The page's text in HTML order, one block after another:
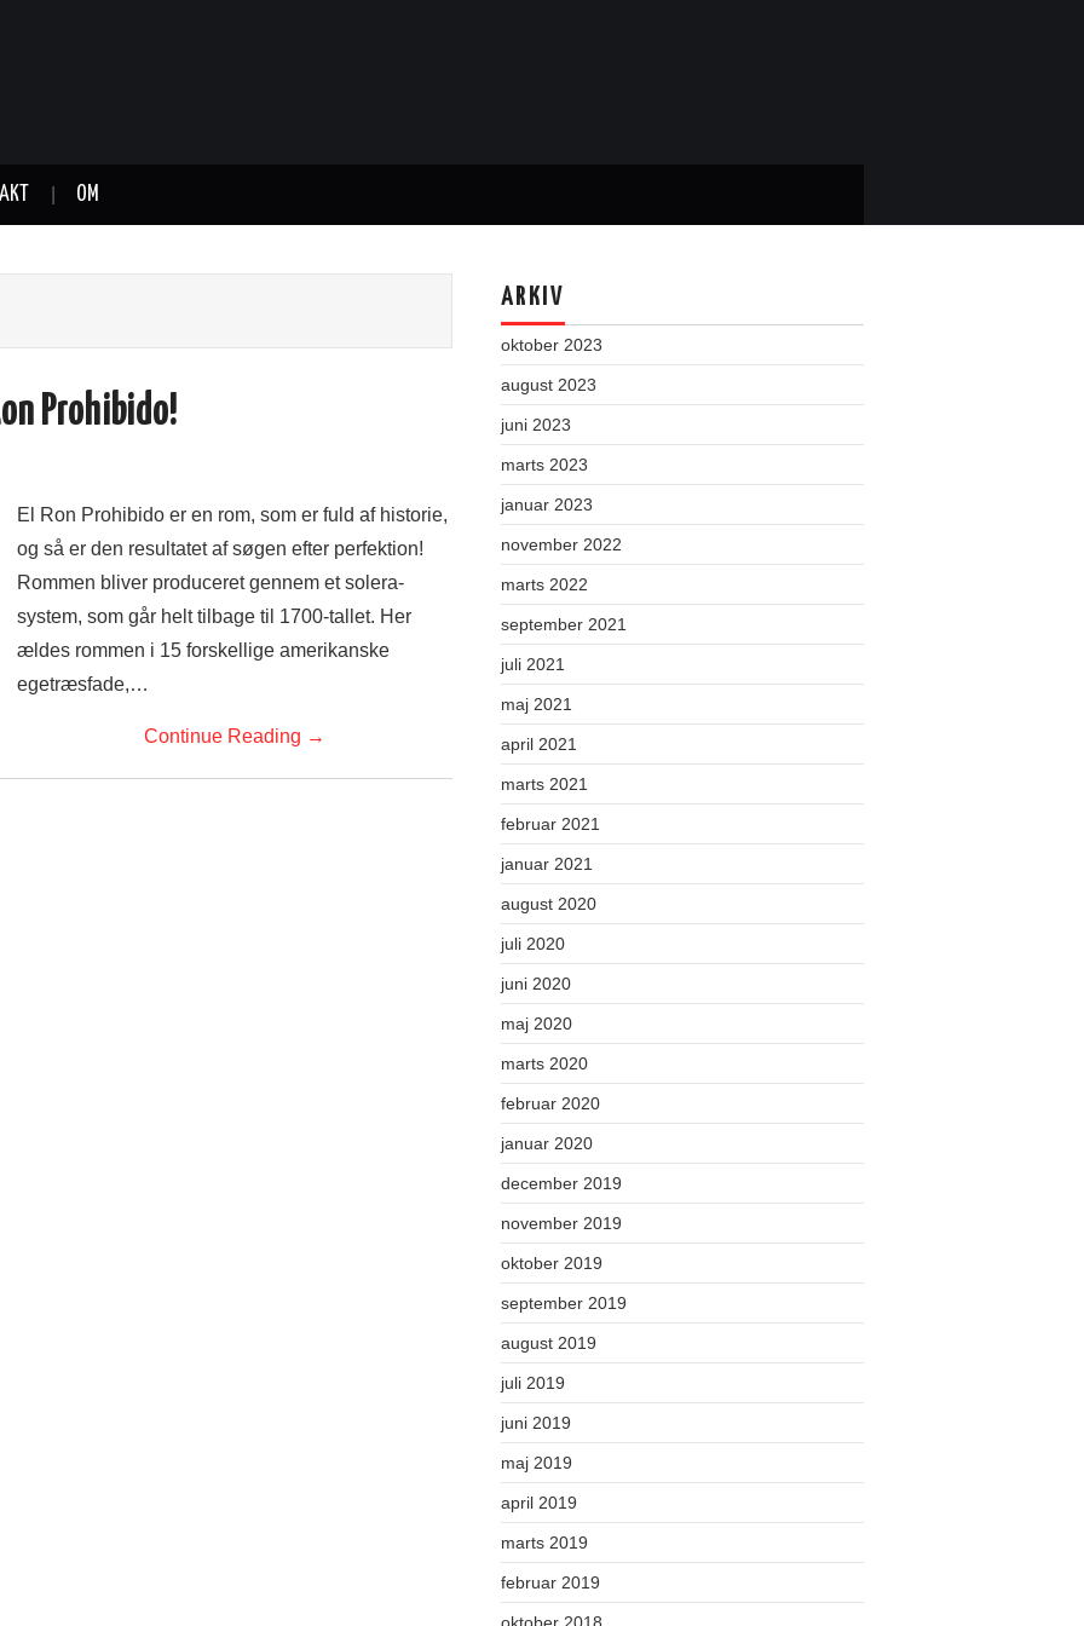
OM
Prohibido!
El Ron Prohibido er en rom, som er fuld af historie,
og så er den resultatet af søgen efter perfektion!
Rommen bliver produceret gennem et solera-
system, som går helt tilbage til 1700-tallet. Her
ældes rommen i 15 forskellige amerikanske
egetræsfade,…
Continue Reading →
ARKIV
oktober 2023
august 2023
juni 2023
marts 2023
januar 2023
november 2022
marts 2022
september 2021
juli 2021
maj 2021
april 2021
marts 2021
februar 2021
januar 2021
august 2020
juli 2020
juni 2020
maj 2020
marts 2020
februar 2020
januar 2020
december 2019
november 2019
oktober 2019
september 2019
august 2019
juli 2019
juni 2019
maj 2019
april 2019
marts 2019
februar 2019